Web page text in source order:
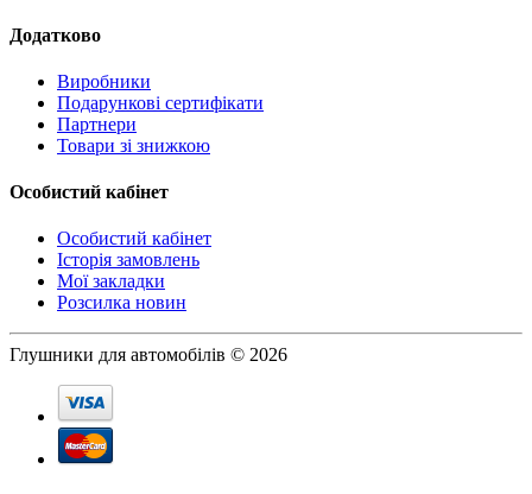
Додатково
Виробники
Подарункові сертифікати
Партнери
Товари зі знижкою
Особистий кабінет
Особистий кабінет
Історія замовлень
Мої закладки
Розсилка новин
Глушники для автомобілів © 2026